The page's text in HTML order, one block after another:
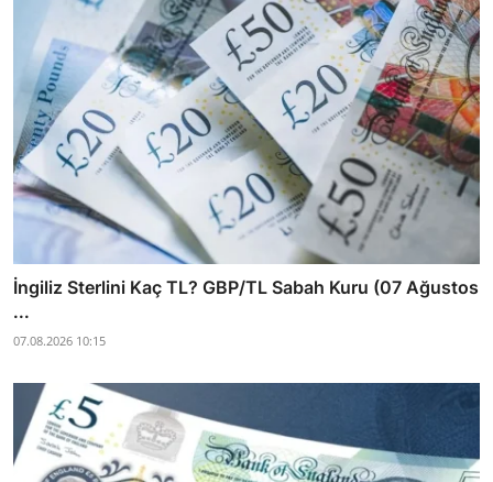
İngiliz Sterlini Kaç TL? GBP/TL Sabah Kuru (07 Ağustos
...
07.08.2026 10:15